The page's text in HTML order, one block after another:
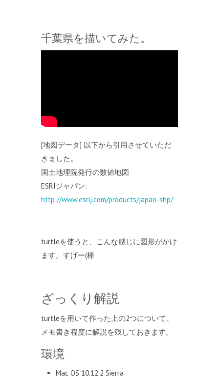
千葉県を描いてみた。
[地図データ] 以下から引用させていただ
きました。
国土地理院発行の数値地図
ESRIジャパン:
http://www.esrij.com/products/japan-shp/
turtleを使うと、こんな感じに図形がかけ
ます。すげー(棒
ざっくり解説
turtleを用いて作った上の2つについて、
メモ書き程度に解説を残しておきます。
環境
Mac OS 10.12.2 Sierra